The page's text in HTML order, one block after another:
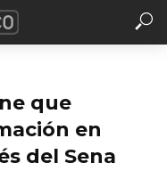
que
en
del Sena